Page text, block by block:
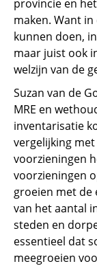
provincie en
maken. Want
kunnen doen,
maar juist ook
welzijn van de
Suzan van de
MRE en
inventarisatie
vergelijking
voorzieningen
voorzieningen
groeien met de
van het aantal
steden en
essentieel dat
meegroeien